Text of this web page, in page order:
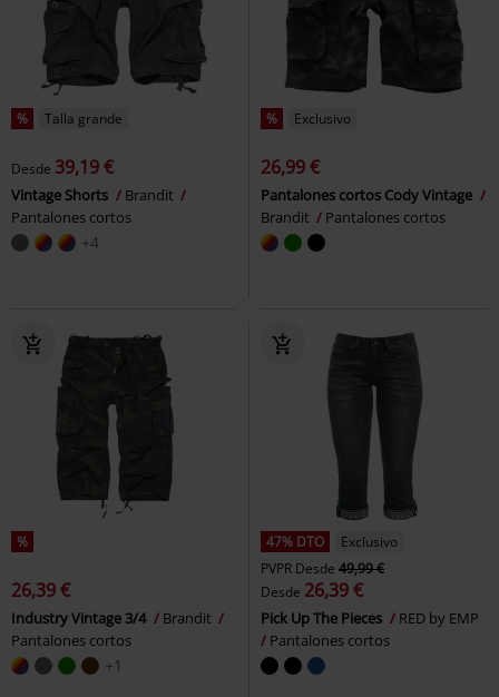
% Talla grande
Desde 39,19 €
Vintage Shorts
Brandit
Pantalones cortos
+4
% Exclusivo
26,99 €
Pantalones cortos Cody Vintage
Brandit
Pantalones cortos
%
26,39 €
Industry Vintage 3/4
Brandit
Pantalones cortos
+1
47% DTO
Exclusivo
PVPR Desde 49,99 €
Desde 26,39 €
Pick Up The Pieces
RED by EMP
Pantalones cortos